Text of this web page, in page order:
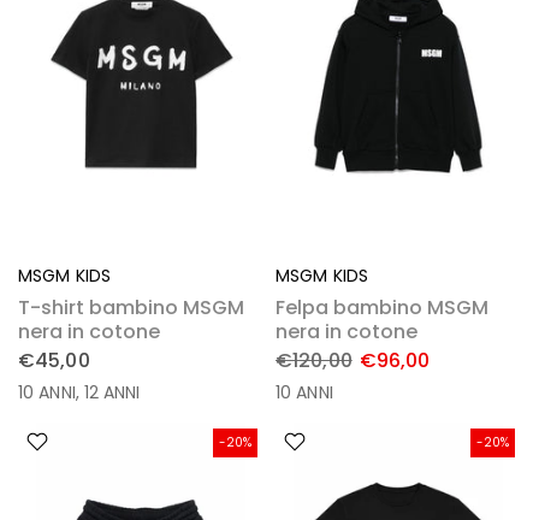
MSGM KIDS
T-shirt bambino MSGM
nera in cotone
€45,00
10 ANNI 12 ANNI
MSGM KIDS
Felpa bambino MSGM
nera in cotone
€120,00 €96,00
10 ANNI
-20% -20%